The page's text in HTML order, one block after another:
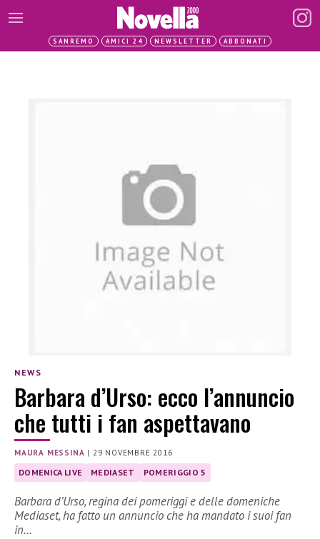
SANREMO AMICI 24 NEWSLETTER ABBONATI
NEWS
Barbara d’Urso: ecco l’annuncio
che tutti i fan aspettavano
MAURA MESSINA | 29 NOVEMBRE 2016
DOMENICA LIVE MEDIASET POMERIGGIO 5
Barbara d’Urso, regina dei pomeriggi e delle domeniche
Mediaset, ha fatto un annuncio che ha mandato i suoi fan
in…